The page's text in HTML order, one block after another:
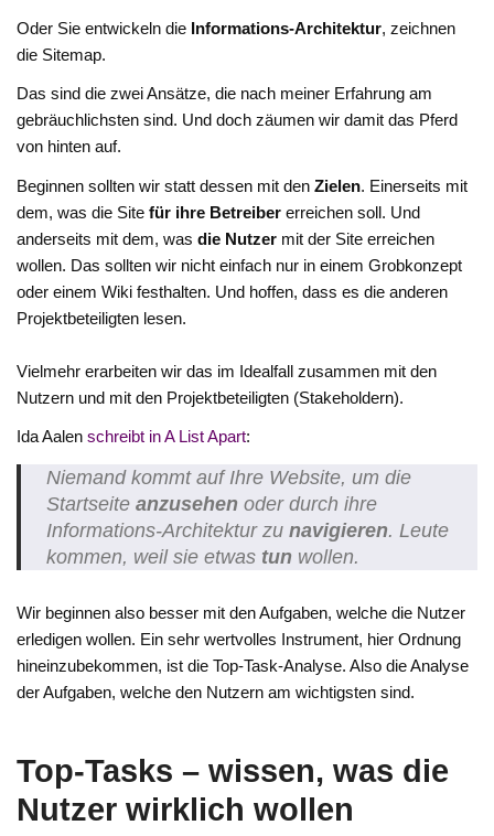
Oder Sie entwickeln die Informations-Architektur, zeichnen
die Sitemap.
Das sind die zwei Ansätze, die nach meiner Erfahrung am
gebräuchlichsten sind. Und doch zäumen wir damit das Pferd
von hinten auf.
Beginnen sollten wir statt dessen mit denZielen. Einerseits mit
dem, was die Sitefür ihre Betreiber erreichen soll. Und
anderseits mit dem, wasdie Nutzer mit der Site erreichen
wollen. Das sollten wir nicht einfach nur in einem Grobkonzept
oder einem Wiki festhalten. Und hoffen, dass es die anderen
Projektbeteiligten lesen.
Vielmehr erarbeiten wir das im Idealfall zusammen mit den
Nutzern und mit den Projektbeteiligten (Stakeholdern).
Ida Aalenschreibt in A List Apart:
Niemand kommt auf Ihre Website, um die
Startseite anzusehenoder durch ihre
Informations-Architektur zu navigieren. Leute
kommen, weil sie etwas tunwollen.
Wir beginnen also besser mit den Aufgaben, welche die Nutzer
erledigen wollen. Ein sehr wertvolles Instrument, hier Ordnung
hineinzubekommen, ist die Top-Task-Analyse. Also die Analyse
der Aufgaben, welche den Nutzern am wichtigsten sind.
Top-Tasks – wissen, was die
Nutzer wirklich wollen